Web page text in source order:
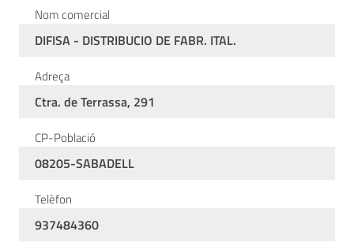
Nom comercial
DIFISA - DISTRIBUCIO DE FABR. ITAL.
Adreça
Ctra. de Terrassa, 291
CP-Població
08205-SABADELL
Telèfon
937484360